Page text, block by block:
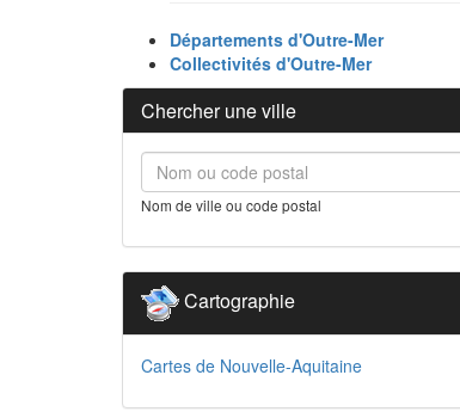
Départements d'Outre-Mer
Collectivités d'Outre-Mer
Chercher une ville
Nom de ville ou code postal
Cartographie
Cartes de Nouvelle-Aquitaine